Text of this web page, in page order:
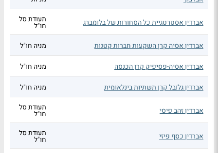
אברדין אסטרטגיית כל הסחורות של בלומברג תעודת סל
חו"ל
אברדין אסיה קרן השקעות חברות קטנות
מניה חו"ל
אברדין אסיה-פסיפיק קרן הכנסה מניה חו"ל
אברדין גלובל קרן תשתיות בינלאומית מניה חו"ל
אברדין זהב פיסי תעודת סל
חו"ל
אברדין כסף פיזי תעודת סל
חו"ל